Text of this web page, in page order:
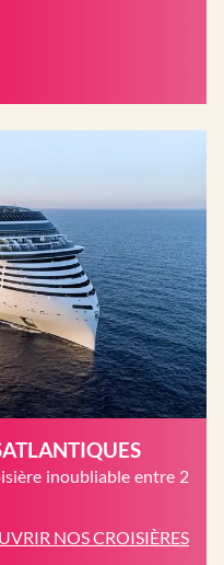
inoubliable entre 2
NOS CROISIÈRES